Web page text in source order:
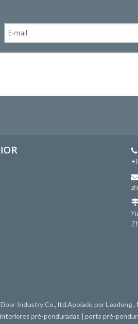

Industry Co., ltd.Apoiado porLeadong .
pré-penduradas | porta pré-